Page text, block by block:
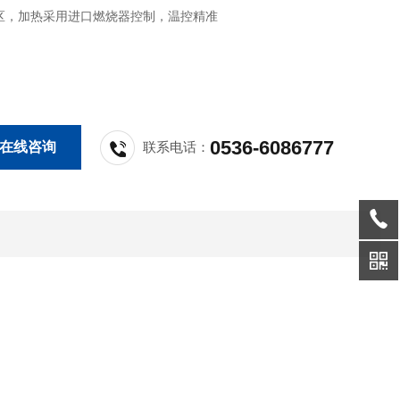
，加热采用进口燃烧器控制，温控精准
线咨询 联系电话：0536-6086777